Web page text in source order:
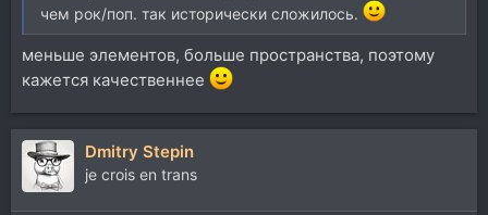
чем рок/поп. так исторически сложилось.
меньше элементов, больше пространства, поэтому
кажется качественнее
Dmitry Stepin
je crois en trans